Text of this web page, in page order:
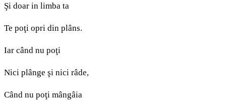
Şi doar in limba ta
Te poţi opri din plâns.
Iar când nu poţi
Nici plânge şi nici râde,
Când nu poţi mângâia